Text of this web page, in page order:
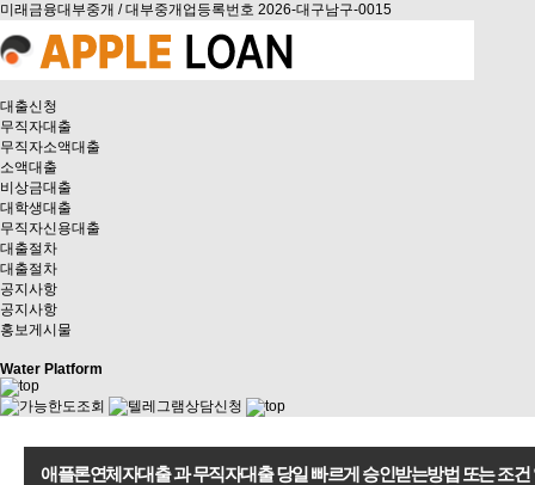
미래금융대부중개 / 대부중개업등록번호 2026-대구남구-0015
대출신청
무직자대출
무직자소액대출
소액대출
비상금대출
대학생대출
무직자신용대출
대출절차
대출절차
공지사항
공지사항
홍보게시물
Water Platform
애플론연체자대출 과 무직자대출 당일 빠르게 승인받는방법 또는 조건